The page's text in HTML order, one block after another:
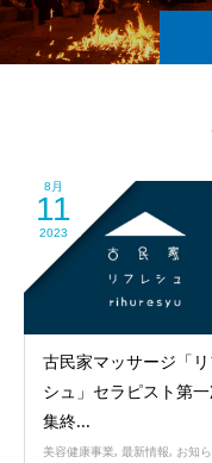
8月
11
2023
古民家マッサージ「
シュ」セラピスト第
集終...
美容健康事業, 最新情報, お知